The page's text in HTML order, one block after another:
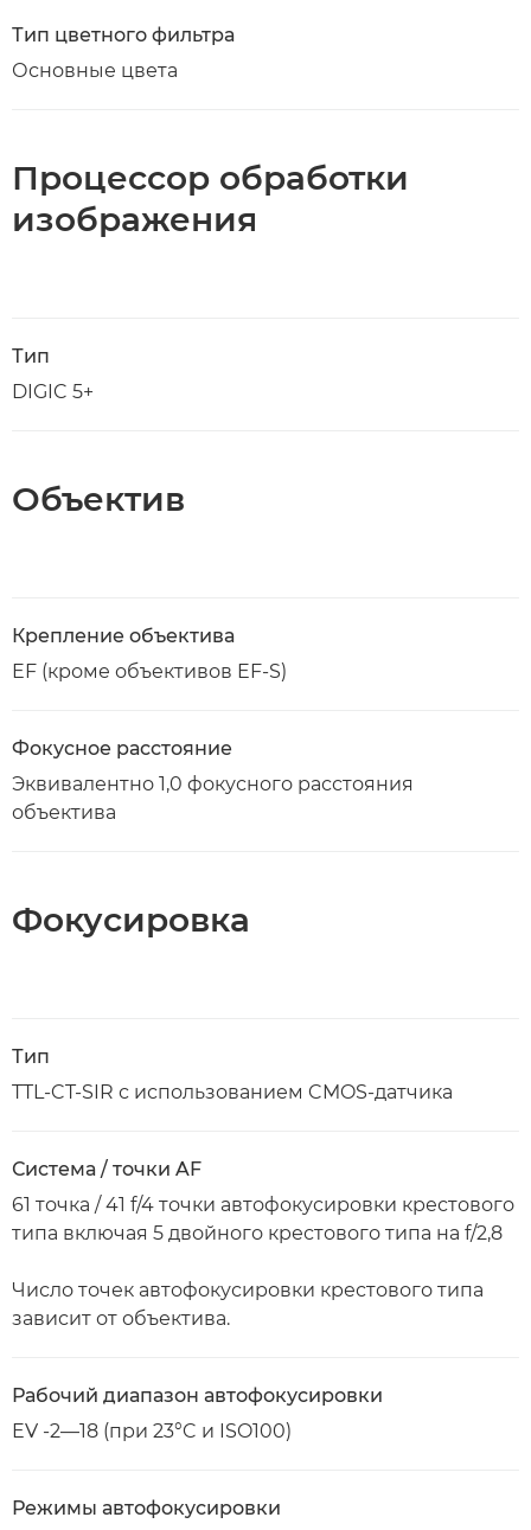
Тип цветного фильтра
Основные цвета
Процессор обработки
изображения
Тип
DIGIC 5+
Объектив
Крепление объектива
EF (кроме объективов EF-S)
Фокусное расстояние
Эквивалентно 1,0 фокусного расстояния
объектива
Фокусировка
Тип
TTL-CT-SIR с использованием CMOS-датчика
Система / точки AF
61 точка / 41 f/4 точки автофокусировки крестового
типа включая 5 двойного крестового типа на f/2,8
Число точек автофокусировки крестового типа
зависит от объектива.
Рабочий диапазон автофокусировки
EV -2—18 (при 23°C и ISO100)
Режимы автофокусировки